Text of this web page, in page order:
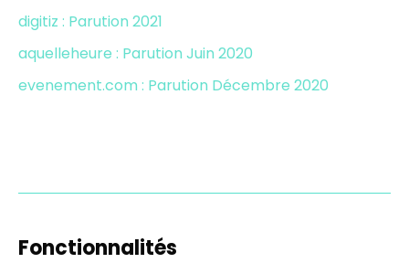
digitiz : Parution 2021
aquelleheure : Parution Juin 2020
evenement.com : Parution Décembre 2020
Fonctionnalités